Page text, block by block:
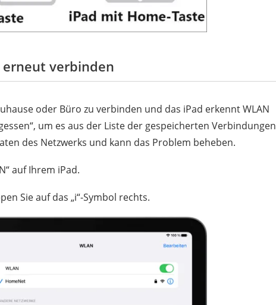
erneut verbinden
oder Büro zu verbinden und das iPad erkennt WLAN
um es aus der Liste der gespeicherten Verbindungen
des Netzwerks und kann das Problem beheben.
auf Ihrem iPad.
Sie auf das „i“-Symbol rechts.